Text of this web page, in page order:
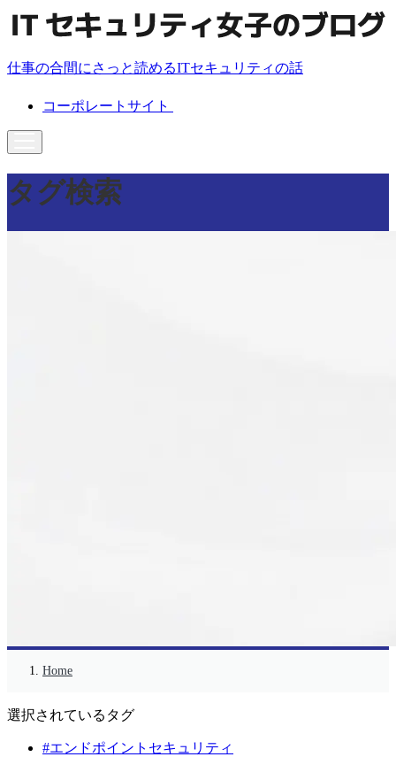
仕事の合間にさっと読めるITセキュリティの話
コーポレートサイト
タグ検索
Home
選択されているタグ
#エンドポイントセキュリティ